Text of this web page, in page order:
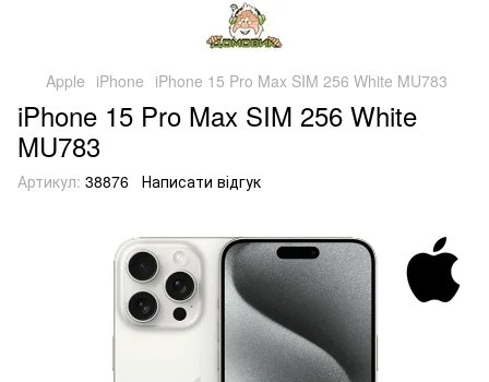
Apple iPhone iPhone 15 Pro Max SIM 256 White MU783
iPhone 15 Pro Max SIM 256 White
MU783
Артикул: 38876 Написати відгук